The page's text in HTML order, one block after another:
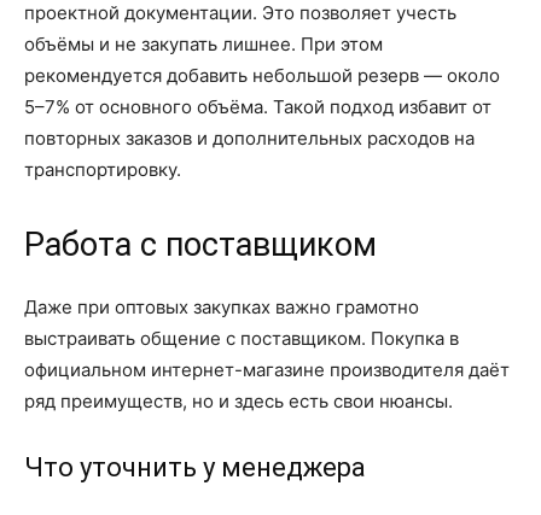
проектной документации. Это позволяет учесть
объёмы и не закупать лишнее. При этом
рекомендуется добавить небольшой резерв — около
5–7% от основного объёма. Такой подход избавит от
повторных заказов и дополнительных расходов на
транспортировку.
Работа с поставщиком
Даже при оптовых закупках важно грамотно
выстраивать общение с поставщиком. Покупка в
официальном интернет-магазине производителя даёт
ряд преимуществ, но и здесь есть свои нюансы.
Что уточнить у менеджера